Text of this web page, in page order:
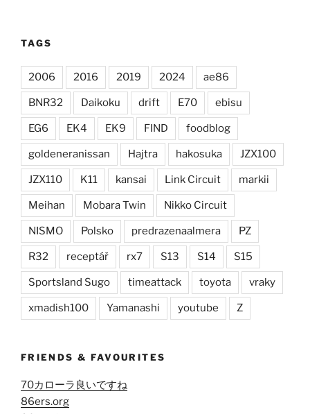
TAGS
2006 2016 2019 2024 ae86
BNR32 Daikoku drift E70 ebisu
EG6 EK4 EK9 FIND foodblog
goldeneranissan Hajtra hakosuka JZX100
JZX110 K11 kansai Link Circuit markii
Meihan Mobara Twin Nikko Circuit
NISMO Polsko predrazenaalmera PZ
R32 receptář rx7 S13 S14 S15
Sportsland Sugo timeattack toyota vraky
xmadish100 Yamanashi youtube Z
FRIENDS & FAVOURITES
70カローラ良いですね
86ers.org